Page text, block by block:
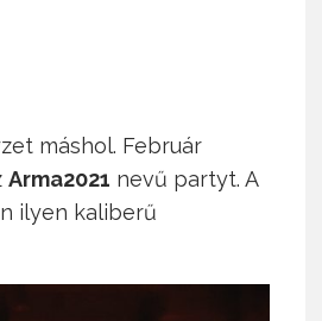
máshol. Február
Arma2021 nevű partyt. A
ilyen kaliberű